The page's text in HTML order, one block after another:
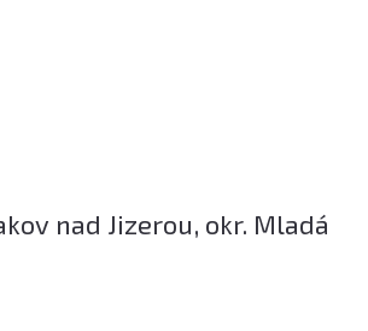
nad Jizerou, okr. Mladá